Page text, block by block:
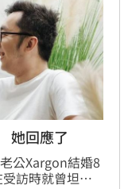
她回應了
公Xargon結婚8
訪時就曾坦言